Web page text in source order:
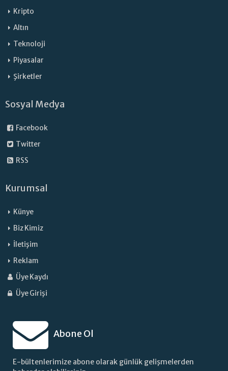
Kripto
Altın
Teknoloji
Piyasalar
Şirketler
Sosyal Medya
Facebook
Twitter
RSS
Kurumsal
Künye
Biz Kimiz
İletişim
Reklam
Üye Kaydı
Üye Girişi
Abone Ol
E-bültenlerimize abone olarak günlük gelişmelerden